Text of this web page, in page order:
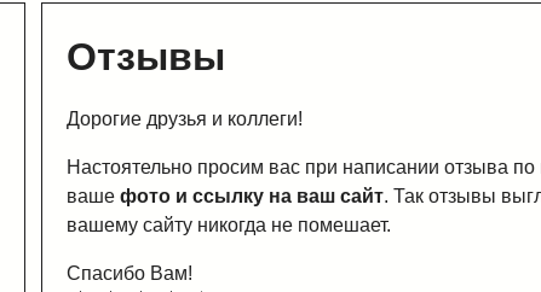
Отзывы
Дорогие друзья и коллеги!
Настоятельно просим вас при написании отзыва
вашефото и ссылку на ваш сайт. Так отзывы
вашему сайту никогда не помешает.
Спасибо Вам!